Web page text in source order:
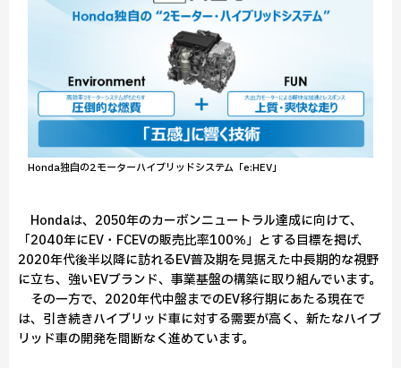
Honda独自の2モーターハイブリッドシステム「e:HEV」
Hondaは、2050年のカーボンニュートラル達成に向けて、
「2040年にEV・FCEVの販売比率100％」とする目標を掲げ、
2020年代後半以降に訪れるEV普及期を見据えた中長期的な視野
に立ち、強いEVブランド、事業基盤の構築に取り組んでいます。
その一方で、2020年代中盤までのEV移行期にあたる現在で
は、引き続きハイブリッド車に対する需要が高く、新たなハイブ
リッド車の開発を間断なく進めています。